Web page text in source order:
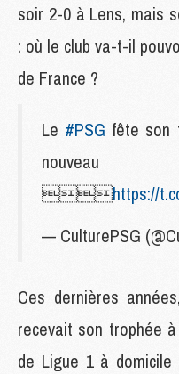
soir 2-0 à Lens, mais
: où le club va-t-il
de France ?
Le #PSG fête son
https://
— CulturePSG
Ces dernières
recevait son trophée
de Ligue 1 à